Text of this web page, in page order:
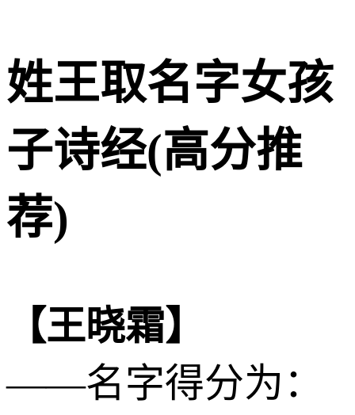
姓王取名字女孩
子诗经(高分推
荐)
【王晓霜】
——名字得分为：